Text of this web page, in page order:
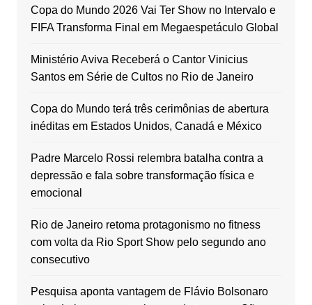
Copa do Mundo 2026 Vai Ter Show no Intervalo e
FIFA Transforma Final em Megaespetáculo Global
Ministério Aviva Receberá o Cantor Vinicius
Santos em Série de Cultos no Rio de Janeiro
Copa do Mundo terá três cerimônias de abertura
inéditas em Estados Unidos, Canadá e México
Padre Marcelo Rossi relembra batalha contra a
depressão e fala sobre transformação física e
emocional
Rio de Janeiro retoma protagonismo no fitness
com volta da Rio Sport Show pelo segundo ano
consecutivo
Pesquisa aponta vantagem de Flávio Bolsonaro